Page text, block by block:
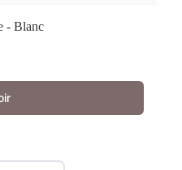
- Blanc